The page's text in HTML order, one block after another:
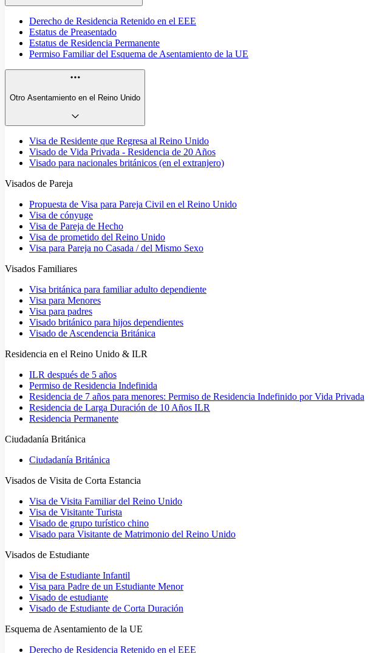
Derecho de Residencia Retenido en el EEE
Estatus de Preasentado
Estatus de Residencia Permanente
Permiso Familiar del Esquema de Asentamiento de la UE
Otro Asentamiento en el Reino Unido
Visa de Residente que Regresa al Reino Unido
Visado de Vida Privada - Residencia de 20 Años
Visado para nacionales británicos (en el extranjero)
Visados de Pareja
Propuesta de Visa para Pareja Civil en el Reino Unido
Visa de cónyuge
Visa de Pareja de Hecho
Visa de prometido del Reino Unido
Visa para Pareja no Casada / del Mismo Sexo
Visados Familiares
Visa británica para familiar adulto dependiente
Visa para Menores
Visa para padres
Visado británico para hijos dependientes
Visado de Ascendencia Británica
Residencia en el Reino Unido & ILR
ILR después de 5 años
Permiso de Residencia Indefinida
Residencia de 7 años para menores: Permiso de Residencia Indefinido por Vida Privada
Residencia de Larga Duración de 10 Años ILR
Residencia Permanente
Ciudadanía Británica
Ciudadanía Británica
Visados de Visita de Corta Estancia
Visa de Visita Familiar del Reino Unido
Visa de Visitante Turista
Visado de grupo turístico chino
Visado para Visitante de Matrimonio del Reino Unido
Visados de Estudiante
Visa de Estudiante Infantil
Visa para Padre de un Estudiante Menor
Visado de estudiante
Visado de Estudiante de Corta Duración
Esquema de Asentamiento de la UE
Derecho de Residencia Retenido en el EEE